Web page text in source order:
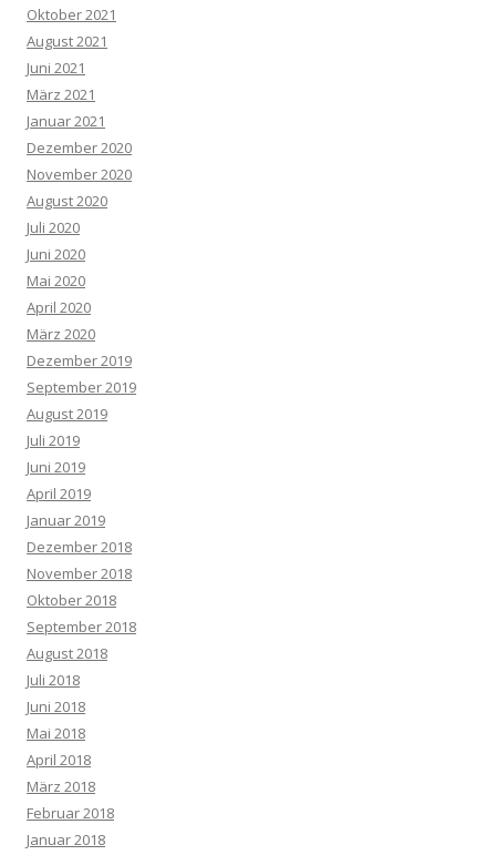
Oktober 2021
August 2021
Juni 2021
März 2021
Januar 2021
Dezember 2020
November 2020
August 2020
Juli 2020
Juni 2020
Mai 2020
April 2020
März 2020
Dezember 2019
September 2019
August 2019
Juli 2019
Juni 2019
April 2019
Januar 2019
Dezember 2018
November 2018
Oktober 2018
September 2018
August 2018
Juli 2018
Juni 2018
Mai 2018
April 2018
März 2018
Februar 2018
Januar 2018